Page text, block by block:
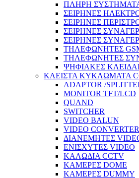
ΠΛΗΡΗ
ΣΕΙΡΗΝΕΣ
ΣΕΙΡΗΝΕΣ
ΣΕΙΡΗΝΕΣ
ΣΕΙΡΗΝΕΣ
ΤΗΛΕΦΩΝΗΤΕΣ
ΤΗΛΕΦΩΝΗΤΕΣ
ΨΗΦΙΑΚΕΣ
ΚΛΕΙΣΤΑ ΚΥΚΛΩΜΑΤΑ
ADAPTOR /
MONITOR TFT/LCD
QUAND
SWITCHER
VIDEO BALUN
VIDEO CONVERTER
ΔΙΑΝΕΜΗΤΕΣ
ΕΝΙΣΧΥΤΕΣ VIDEO
ΚΑΛΩΔΙΑ CCTV
ΚΑΜΕΡΕΣ DOME
ΚΑΜΕΡΕΣ DUMMY